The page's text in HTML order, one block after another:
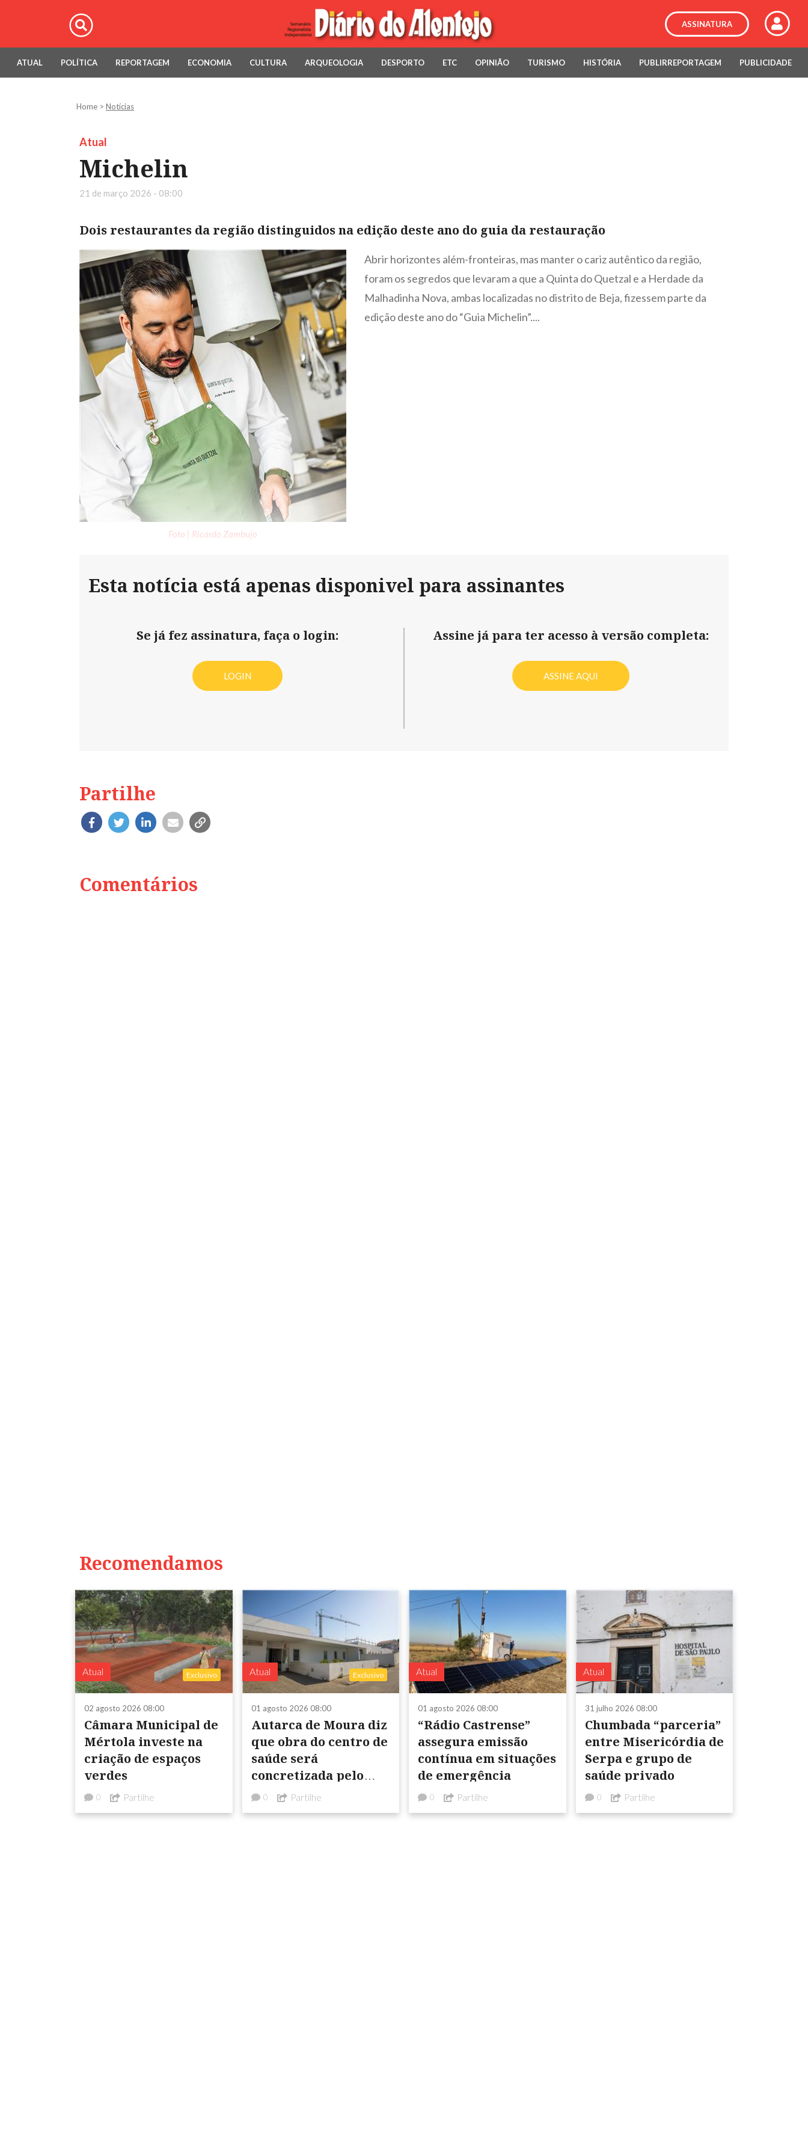
ASSINATURA
ATUAL POLÍTICA REPORTAGEM ECONOMIA CULTURA ARQUEOLOGIA DESPORTO ETC OPINIÃO TURISMO HISTÓRIA PUBLIRREPORTAGEM PUBLICIDADE
Home > Notícias
Atual
Michelin
21 de março 2026 - 08:00
Dois restaurantes da região distinguidos na edição deste ano do guia da restauração
Foto | Ricardo Zambujo
Abrir horizontes além-fronteiras, mas manter o cariz autêntico da região,
foram os segredos que levaram a que a Quinta do Quetzal e a Herdade da
Malhadinha Nova, ambas localizadas no distrito de Beja, fizessem parte da
edição deste ano do “Guia Michelin”....
Esta notícia está apenas disponivel para assinantes
Se já fez assinatura, faça o login:
LOGIN
Assine já para ter acesso à versão completa:
ASSINE AQUI
Partilhe
Comentários
Recomendamos
Atual Exclusivo
02 agosto 2026 08:00
Câmara Municipal de
Mértola investe na
criação de espaços
verdes
0 Partilhe
Atual Exclusivo
01 agosto 2026 08:00
Autarca de Moura diz
que obra do centro de
saúde será
concretizada pelo
Estado
0 Partilhe
Atual
01 agosto 2026 08:00
“Rádio Castrense”
assegura emissão
contínua em situações
de emergência
0 Partilhe
Atual
31 julho 2026 08:00
Chumbada “parceria”
entre Misericórdia de
Serpa e grupo de
saúde privado
0 Partilhe